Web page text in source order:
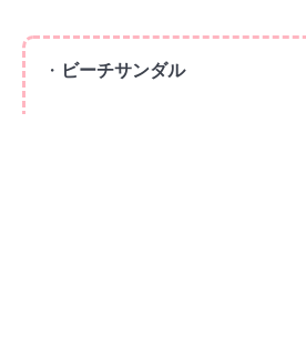
・ ビーチサンダル